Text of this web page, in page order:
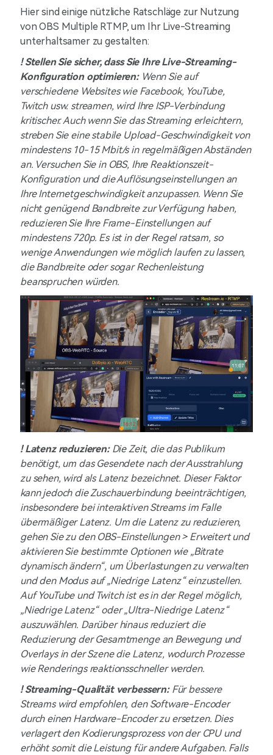
Hier sind einige nützliche Ratschläge zur Nutzung
von OBS Multiple RTMP, um Ihr Live-Streaming
unterhaltsamer zu gestalten:
!Stellen Sie sicher, dass Sie Ihre Live-Streaming-
Konfiguration optimieren:Wenn Sie auf
verschiedene Websites wie Facebook, YouTube,
Twitch usw. streamen, wird Ihre ISP-Verbindung
kritischer. Auch wenn Sie das Streaming erleichtern,
streben Sie eine stabile Upload-Geschwindigkeit von
mindestens 10-15 Mbit/s in regelmäßigen Abständen
an. Versuchen Sie in OBS, Ihre Reaktionszeit-
Konfiguration und die Auflösungseinstellungen an
Ihre Internetgeschwindigkeit anzupassen. Wenn Sie
nicht genügend Bandbreite zur Verfügung haben,
reduzieren Sie Ihre Frame-Einstellungen auf
mindestens 720p. Es ist in der Regel ratsam, so
wenige Anwendungen wie möglich laufen zu lassen,
die Bandbreite oder sogar Rechenleistung
beanspruchen würden.
!Latenz reduzieren:Die Zeit, die das Publikum
benötigt, um das Gesendete nach der Ausstrahlung
zu sehen, wird als Latenz bezeichnet. Dieser Faktor
kann jedoch die Zuschauerbindung beeinträchtigen,
insbesondere bei interaktiven Streams im Falle
übermäßiger Latenz. Um die Latenz zu reduzieren,
gehen Sie zu den OBS-Einstellungen > Erweitert und
aktivieren Sie bestimmte Optionen wie „Bitrate
dynamisch ändern“, um Überlastungen zu verwalten
und den Modus auf „Niedrige Latenz“ einzustellen.
Auf YouTube und Twitch ist es in der Regel möglich,
„Niedrige Latenz“ oder „Ultra-Niedrige Latenz“
auszuwählen. Darüber hinaus reduziert die
Reduzierung der Gesamtmenge an Bewegung und
Overlays in der Szene die Latenz, wodurch Prozesse
wie Renderings reaktionsschneller werden.
!Streaming-Qualität verbessern:Für bessere
Streams wird empfohlen, den Software-Encoder
durch einen Hardware-Encoder zu ersetzen. Dies
verlagert den Kodierungsprozess von der CPU und
erhöht somit die Leistung für andere Aufgaben. Falls